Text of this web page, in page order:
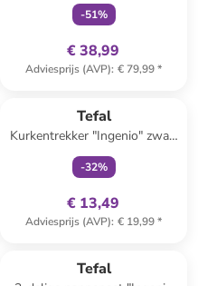
-51%
€ 38,99
Adviesprijs (AVP): € 79,99*
Tefal
Kurkentrekker "Ingenio" zwart
- (L)23 cm
-32%
€ 13,49
Adviesprijs (AVP): € 19,99*
Tefal